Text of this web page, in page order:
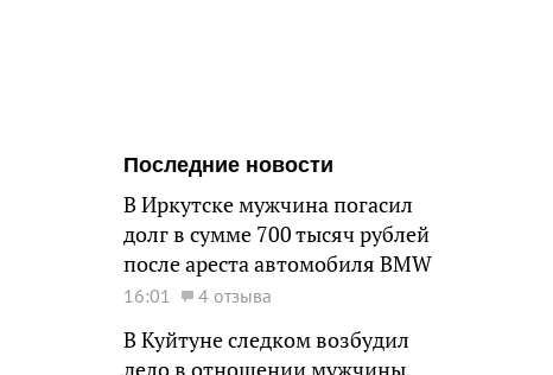
Последние новости
В Иркутске мужчина погасил
долг в сумме 700 тысяч рублей
после ареста автомобиля BMW
16:01 4 отзыва
В Куйтуне следком возбудил